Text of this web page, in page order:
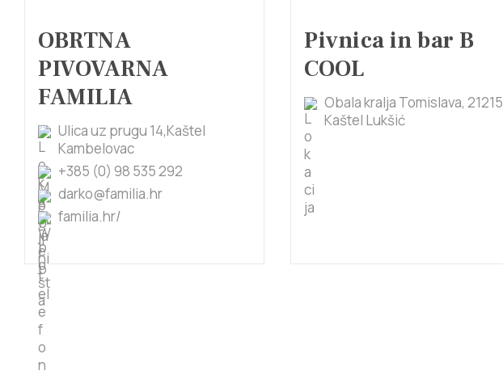
OBRTNA
PIVOVARNA
FAMILIA
Ulica uz prugu 14,Kaštel
Kambelovac
+385 (0) 98 535 292
darko@familia.hr
familia.hr/
Pivnica in bar B
COOL
Obala kralja Tomislava, 21215
Kaštel Lukšić